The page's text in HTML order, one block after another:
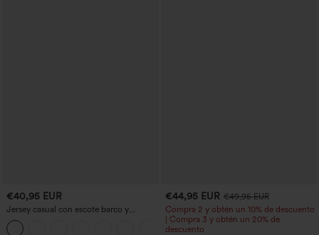
€40,95 EUR
Jersey casual con escote barco y
mangas murciélago
€44,95 EUR €49,95 EUR
Compra 2 y obtén un 10% de descuento
| Compra 3 y obtén un 20% de
descuento